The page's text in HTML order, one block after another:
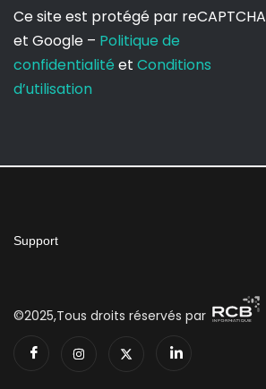
Ce site est protégé par reCAPTCHA
et Google – Politique de
confidentialité et Conditions
d’utilisation
Support
©2025,Tous droits réservés par